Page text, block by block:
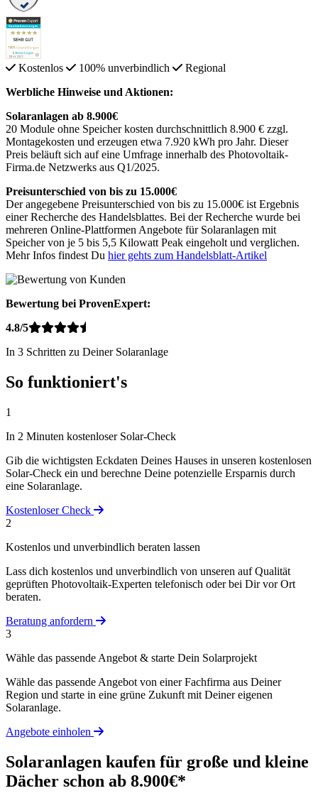
Kostenlos 100% unverbindlich
Regional
Werbliche Hinweise und Aktionen:
Solaranlagen ab 8.900€
20 Module ohne Speicher kosten durchschnittlich 8.900 € zzgl.
Montagekosten und erzeugen etwa 7.920 kWh pro Jahr. Dieser
Preis beläuft sich auf eine Umfrage innerhalb des Photovoltaik-
Firma.de Netzwerks aus Q1/2025.
Preisunterschied von bis zu 15.000€
Der angegebene Preisunterschied von bis zu 15.000€ ist Ergebnis
einer Recherche des Handelsblattes. Bei der Recherche wurde bei
mehreren Online-Plattformen Angebote für Solaranlagen mit
Speicher von je 5 bis 5,5 Kilowatt Peak eingeholt und verglichen.
Mehr Infos findest Du hier gehts zum Handelsblatt-Artikel
Bewertung bei ProvenExpert:
4.8/5
In 3 Schritten zu Deiner Solaranlage
So funktioniert's
1
In 2 Minuten kostenloser Solar-Check
Gib die wichtigsten Eckdaten Deines Hauses in unseren kostenlosen
Solar-Check ein und berechne Deine potenzielle Ersparnis durch
eine Solaranlage.
Kostenloser Check
2
Kostenlos und unverbindlich beraten lassen
Lass dich kostenlos und unverbindlich von unseren auf Qualität
geprüften Photovoltaik-Experten telefonisch oder bei Dir vor Ort
beraten.
Beratung anfordern
3
Wähle das passende Angebot & starte Dein Solarprojekt
Wähle das passende Angebot von einer Fachfirma aus Deiner
Region und starte in eine grüne Zukunft mit Deiner eigenen
Solaranlage.
Angebote einholen
Solaranlagen kaufen für große und kleine
Dächer schon ab 8.900€*